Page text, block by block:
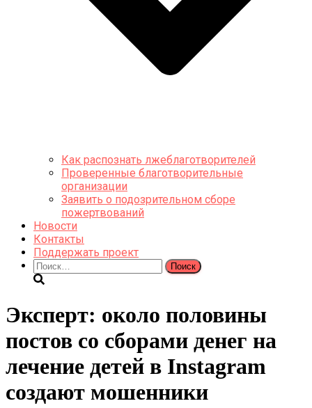
Как распознать лжеблаготворителей
Проверенные благотворительные
организации
Заявить о подозрительном сборе
пожертвований
Новости
Контакты
Поддержать проект
Найти:
Эксперт: около половины
постов со сборами денег на
лечение детей в Instagram
создают мошенники